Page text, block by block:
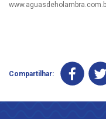
Compartilhar: